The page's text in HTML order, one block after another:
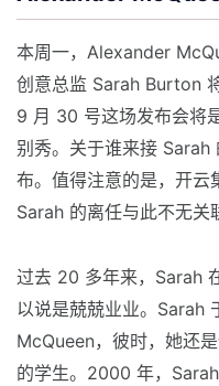
本周一，Alexander
创意总监 Sarah Burton
9 月 30 号这场发布会将
别秀。关于谁来接 Sarah
布。值得注意的是，开云
Sarah 的离任与此不无关
过去 20 多年来，Sarah
以说是兢兢业业。Sarah
McQueen，彼时，她还
的学生。2000 年，